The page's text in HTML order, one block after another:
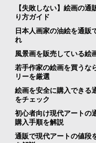
【失敗しない】絵画の
り方ガイド
日本人画家の油絵を通販
れ
風景画を販売している絵
若手作家の絵画を買うな
リーを厳選
絵画を安全に購入できる
をチェック
初心者向け現代アートの
購入手順を解説
通販で現代アートの値段